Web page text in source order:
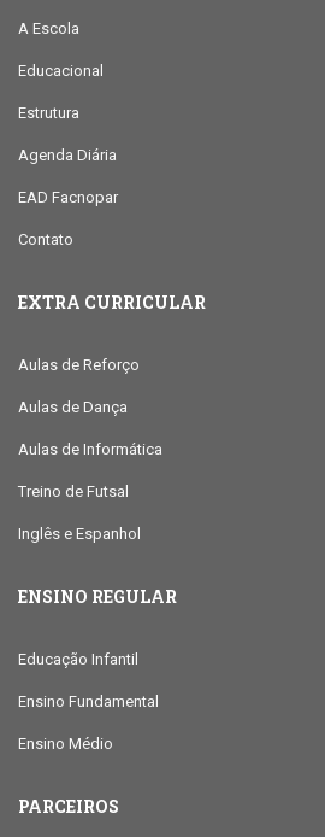
A Escola
Educacional
Estrutura
Agenda Diária
EAD Facnopar
Contato
EXTRA CURRICULAR
Aulas de Reforço
Aulas de Dança
Aulas de Informática
Treino de Futsal
Inglês e Espanhol
ENSINO REGULAR
Educação Infantil
Ensino Fundamental
Ensino Médio
PARCEIROS